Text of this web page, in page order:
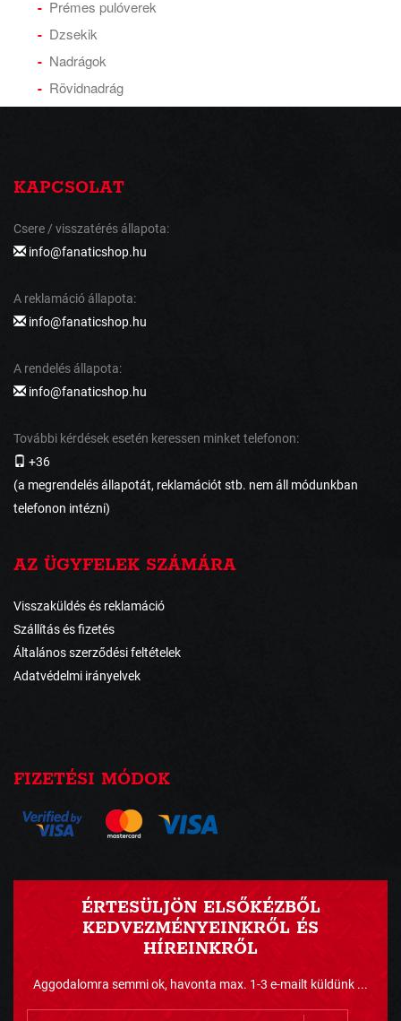
Prémes pulóverek
Dzsekik
Nadrágok
Rövidnadrág
KAPCSOLAT
Csere / visszatérés állapota:
info@fanaticshop.hu
A reklamáció állapota:
info@fanaticshop.hu
A rendelés állapota:
info@fanaticshop.hu
További kérdések esetén keressen minket telefonon:
+36
(a megrendelés állapotát, reklamációt stb. nem áll módunkban
telefonon intézni)
AZ ÜGYFELEK SZÁMÁRA
Visszaküldés és reklamáció
Szállítás és fizetés
Általános szerződési feltételek
Adatvédelmi irányelvek
FIZETÉSI MÓDOK
ÉRTESÜLJÖN ELSŐKÉZBŐL
KEDVEZMÉNYEINKRŐL ÉS
HÍREINKRŐL
Aggodalomra semmi ok, havonta max. 1-3 e-mailt küldünk ...